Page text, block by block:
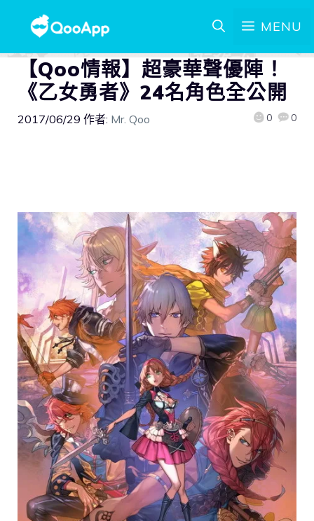
MENU
【Qoo情報】超豪華聲優陣！
《乙女勇者》24名角色全公開
2017/06/29 作者: Mr. Qoo 0 0